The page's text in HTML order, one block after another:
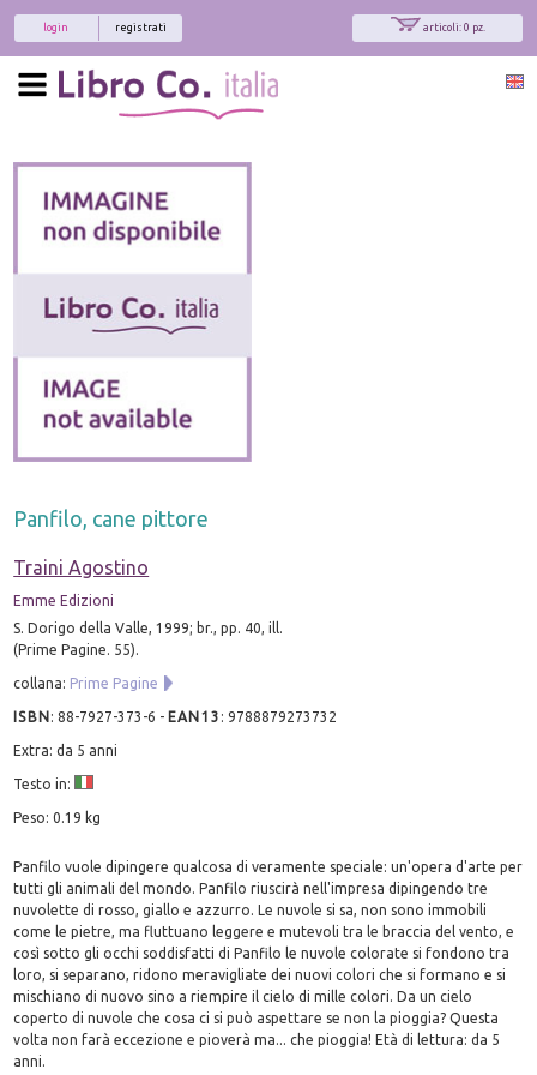
articoli: 0 pz.
registrati
login
Panfilo, cane pittore
Traini Agostino
Emme Edizioni
S. Dorigo della Valle, 1999; br., pp. 40, ill.
(Prime Pagine. 55).
collana: Prime Pagine
ISBN:88-7927-373-6 - EAN13 :9788879273732
Extra: da 5 anni
Testo in:
Peso: 0.19 kg
Panfilo vuole dipingere qualcosa di veramente speciale: un'opera d'arte per
tutti gli animali del mondo. Panfilo riuscirà nell'impresa dipingendo tre
nuvolette di rosso, giallo e azzurro. Le nuvole si sa, non sono immobili
come le pietre, ma fluttuano leggere e mutevoli tra le braccia del vento, e
così sotto gli occhi soddisfatti di Panfilo le nuvole colorate si fondono tra
loro, si separano, ridono meravigliate dei nuovi colori che si formano e si
mischiano di nuovo sino a riempire il cielo di mille colori. Da un cielo
coperto di nuvole che cosa ci si può aspettare se non la pioggia? Questa
volta non farà eccezione e pioverà ma... che pioggia! Età di lettura: da 5
anni.